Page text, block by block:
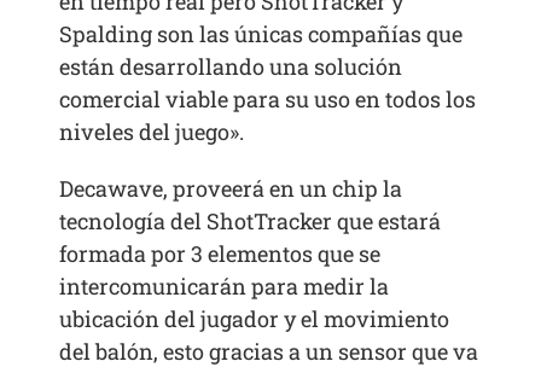
Spalding son las únicas compañías que
están desarrollando una solución
comercial viable para su uso en todos los
niveles del juego».
Decawave, proveerá en un chip la
tecnología del ShotTracker que estará
formada por 3 elementos que se
intercomunicarán para medir la
ubicación del jugador y el movimiento
del balón, esto gracias a un sensor que va